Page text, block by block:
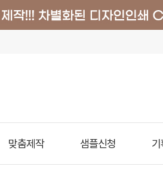
맞춤제작 샘플신청 기